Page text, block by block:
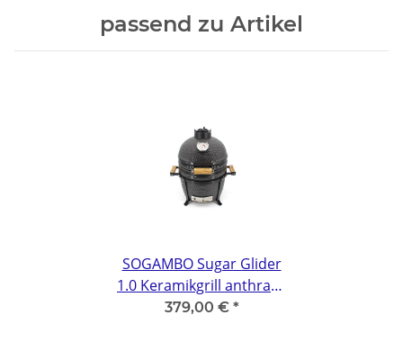
passend zu Artikel
SOGAMBO Sugar Glider
1.0 Keramikgrill anthrazit
Ø15zoll
379,00 € *